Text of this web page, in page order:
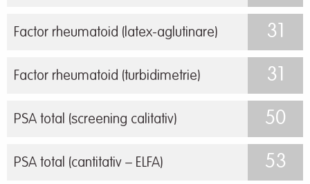
Factor rheumatoid (latex-aglutinare) 31
Factor rheumatoid (turbidimetrie) 31
PSA total (screening calitativ) 50
PSA total (cantitativ – ELFA) 53